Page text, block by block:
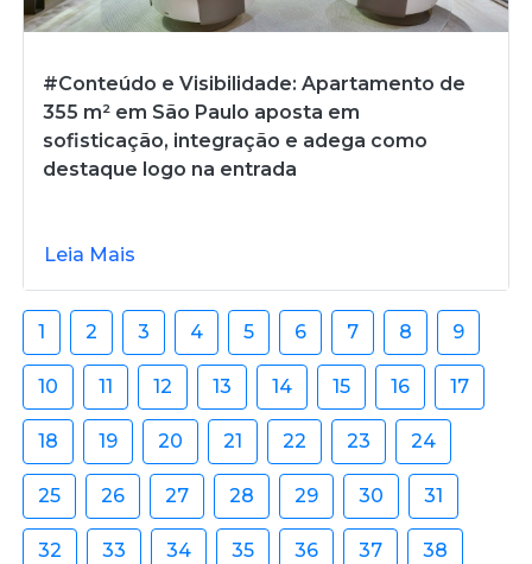
#Conteúdo e Visibilidade: Apartamento de
355 m² em São Paulo aposta em
sofisticação, integração e adega como
destaque logo na entrada
Leia Mais
1 2 3 4 5 6 7 8 9
10 11 12 13 14 15 16 17
18 19 20 21 22 23 24
25 26 27 28 29 30 31
32 33 34 35 36 37 38